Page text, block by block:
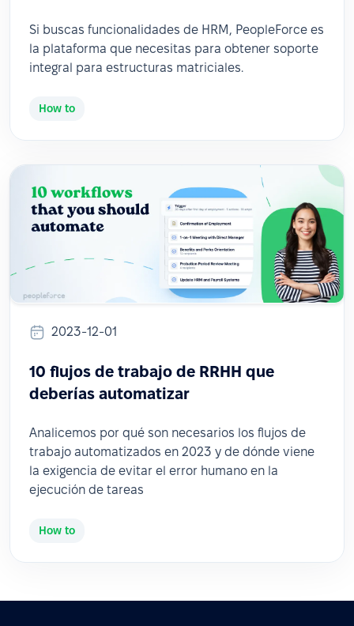
Si buscas funcionalidades de HRM, PeopleForce es
la plataforma que necesitas para obtener soporte
integral para estructuras matriciales.
How to
2023-12-01
10 flujos de trabajo de RRHH que
deberías automatizar
Analicemos por qué son necesarios los flujos de
trabajo automatizados en 2023 y de dónde viene
la exigencia de evitar el error humano en la
ejecución de tareas
How to